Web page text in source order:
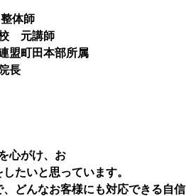
体師
校 元講師
盟町田本部所属
長
心がけ、お
たいと思っています。
どんなお客様にも対応できる自信